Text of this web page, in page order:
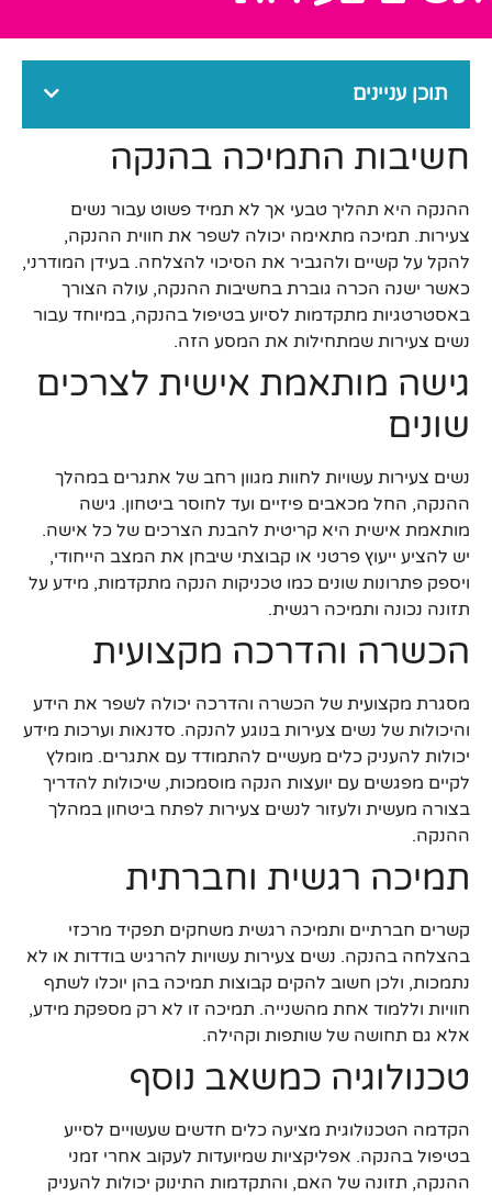
תוכן עניינים
חשיבות התמיכה בהנקה
ההנקה היא תהליך טבעי אך לא תמיד פשוט עבור נשים
צעירות. תמיכה מתאימה יכולה לשפר את חווית ההנקה,
להקל על קשיים ולהגביר את הסיכוי להצלחה. בעידן המודרני,
כאשר ישנה הכרה גוברת בחשיבות ההנקה, עולה הצורך
באסטרטגיות מתקדמות לסיוע בטיפול בהנקה, במיוחד עבור
נשים צעירות שמתחילות את המסע הזה.
גישה מותאמת אישית לצרכים
שונים
נשים צעירות עשויות לחוות מגוון רחב של אתגרים במהלך
ההנקה, החל מכאבים פיזיים ועד לחוסר ביטחון. גישה
מותאמת אישית היא קריטית להבנת הצרכים של כל אישה.
יש להציע ייעוץ פרטני או קבוצתי שיבחן את המצב הייחודי,
ויספק פתרונות שונים כמו טכניקות הנקה מתקדמות, מידע על
תזונה נכונה ותמיכה רגשית.
הכשרה והדרכה מקצועית
מסגרת מקצועית של הכשרה והדרכה יכולה לשפר את הידע
והיכולות של נשים צעירות בנוגע להנקה. סדנאות וערכות מידע
יכולות להעניק כלים מעשיים להתמודד עם אתגרים. מומלץ
לקיים מפגשים עם יועצות הנקה מוסמכות, שיכולות להדריך
בצורה מעשית ולעזור לנשים צעירות לפתח ביטחון במהלך
ההנקה.
תמיכה רגשית וחברתית
קשרים חברתיים ותמיכה רגשית משחקים תפקיד מרכזי
בהצלחה בהנקה. נשים צעירות עשויות להרגיש בודדות או לא
נתמכות, ולכן חשוב להקים קבוצות תמיכה בהן יוכלו לשתף
חוויות וללמוד אחת מהשנייה. תמיכה זו לא רק מספקת מידע,
אלא גם תחושה של שותפות וקהילה.
טכנולוגיה כמשאב נוסף
הקדמה הטכנולוגית מציעה כלים חדשים שעשויים לסייע
בטיפול בהנקה. אפליקציות שמיועדות לעקוב אחרי זמני
ההנקה, תזונה של האם, והתקדמות התינוק יכולות להעניק